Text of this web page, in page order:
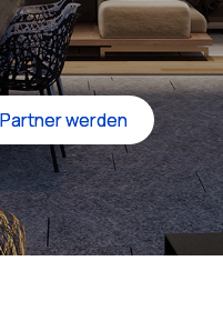
Partner werden
Partner werden